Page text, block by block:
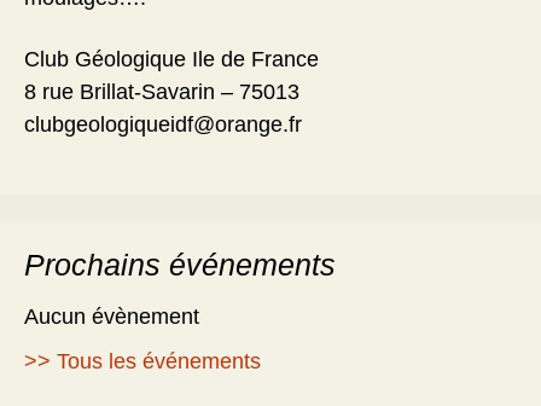
Club Géologique Ile de France
8 rue Brillat-Savarin – 75013
clubgeologiqueidf@orange.fr
Prochains événements
Aucun évènement
>> Tous les événements